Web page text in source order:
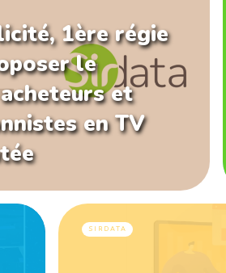
1ère régie
le
et
en TV
SIRDATA